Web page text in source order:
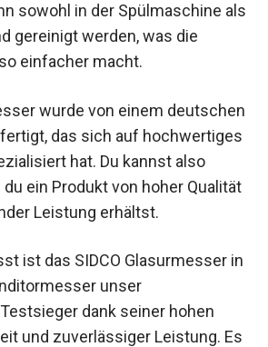
sowohl in der Spülmaschine als
gereinigt werden, was die
einfacher macht.
wurde von einem deutschen
das sich auf hochwertiges
hat. Du kannst also
ein Produkt von hoher Qualität
Leistung erhältst.
ist das SIDCO Glasurmesser in
unser
dank seiner hohen
und zuverlässiger Leistung. Es